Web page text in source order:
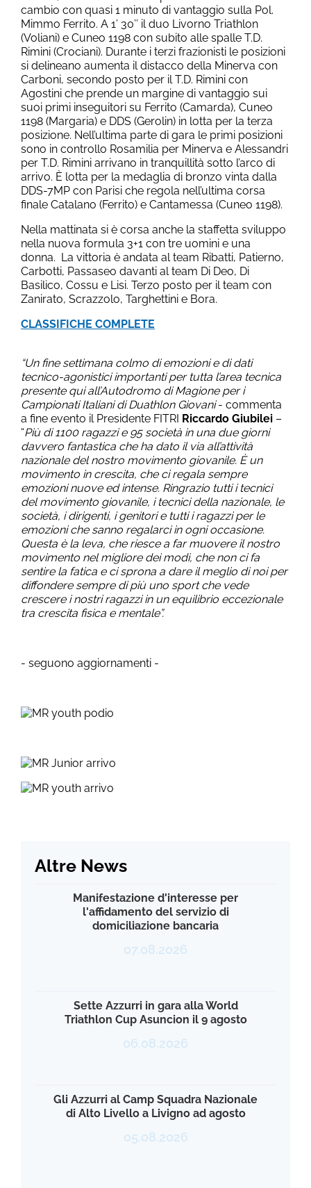
cambio con quasi 1 minuto di vantaggio sulla Pol.
Mimmo Ferrito. A 1’ 30’’ il duo Livorno Triathlon
(Voliani) e Cuneo 1198 con subito alle spalle T.D.
Rimini (Crociani). Durante i terzi frazionisti le posizioni
si delineano aumenta il distacco della Minerva con
Carboni, secondo posto per il T.D. Rimini con
Agostini che prende un margine di vantaggio sui
suoi primi inseguitori su Ferrito (Camarda), Cuneo
1198 (Margaria) e DDS (Gerolin) in lotta per la terza
posizione. Nell’ultima parte di gara le primi posizioni
sono in controllo Rosamilia per Minerva e Alessandri
per T.D. Rimini arrivano in tranquillità sotto l’arco di
arrivo. È lotta per la medaglia di bronzo vinta dalla
DDS-7MP con Parisi che regola nell’ultima corsa
finale Catalano (Ferrito) e Cantamessa (Cuneo 1198).
Nella mattinata si è corsa anche la staffetta sviluppo
nella nuova formula 3+1 con tre uomini e una
donna. La vittoria è andata al team Ribatti, Patierno,
Carbotti, Passaseo davanti al team Di Deo, Di
Basilico, Cossu e Lisi. Terzo posto per il team con
Zanirato, Scrazzolo, Targhettini e Bora.
CLASSIFICHE COMPLETE
“Un fine settimana colmo di emozioni e di dati
tecnico-agonistici importanti per tutta l’area tecnica
presente qui all’Autodromo di Magione per i
Campionati Italiani di Duathlon Giovani- commenta
a fine evento il Presidente FITRI Riccardo Giubilei –
“Più di 1100 ragazzi e 95 società in una due giorni
davvero fantastica che ha dato il via all’attività
nazionale del nostro movimento giovanile. È un
movimento in crescita, che ci regala sempre
emozioni nuove ed intense. Ringrazio tutti i tecnici
del movimento giovanile, i tecnici della nazionale, le
società, i dirigenti, i genitori e tutti i ragazzi per le
emozioni che sanno regalarci in ogni occasione.
Questa è la leva, che riesce a far muovere il nostro
movimento nel migliore dei modi, che non ci fa
sentire la fatica e ci sprona a dare il meglio di noi per
diffondere sempre di più uno sport che vede
crescere i nostri ragazzi in un equilibrio eccezionale
tra crescita fisica e mentale”.
- seguono aggiornamenti -
Altre News
Manifestazione d'interesse per
l'affidamento del servizio di
domiciliazione bancaria
07.08.2026
Sette Azzurri in gara alla World
Triathlon Cup Asuncion il 9 agosto
06.08.2026
Gli Azzurri al Camp Squadra Nazionale
di Alto Livello a Livigno ad agosto
05.08.2026